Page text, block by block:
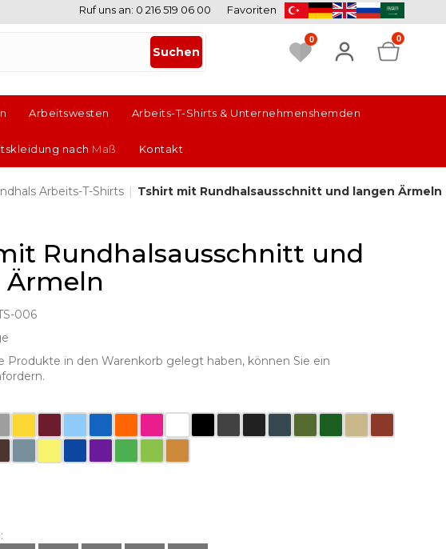
Ruf uns an: 0 216 519 06 00 Favoriten
0 0
Arbeitswesten Arbeits-T-Shirts & Unternehmenshemden
nach Maß Kontakt
Arbeits-T-Shirts | Tshirt mit Rundhalsausschnitt und langen Ärmeln
Rundhalsausschnitt und
Ärmeln
006
Produkte in den Warenkorb gelegt haben, können Sie ein